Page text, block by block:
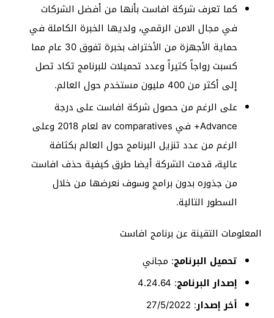
كما تعرف شركة افاست بأنها من أفضل الشركات
في مجال الامن الرقمي، ولديها الخبرة الكاملة في
حماية الأجهزة من الأختراف بخبرة تفوق 30 عام مما
كسبت رواجاً كثيراً وعدد تحميلات للبرنامج تكاد تصل
إلى أكثر من 400 مليون مستخدم حول العالم.
على الرغم من حصول شركة افاست على درجة
Advance+ في av comparatives لعام 2018 وعلى
الرغم من عدد تنزيل البرنامج حول العالم بكثافة
عالية، قدمت الشركة أيضا طرق كيفية حذف افاست
من جذوره بدون برامج وسوف نعرضها من خلال
السطور التالية.
المعلومات التقينة عن برنامج افاست
تحميل البرنامج: مجاني
إصدار البرنامج: 4.24.64
أخر إصدار: 27/5/2022